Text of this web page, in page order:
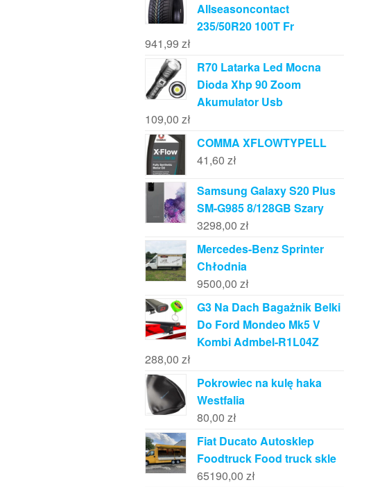
Allseasoncontact
235/50R20 100T Fr
941,99 zł
R70 Latarka Led Mocna
Dioda Xhp 90 Zoom
Akumulator Usb
109,00 zł
COMMA XFLOWTYPELL
41,60 zł
Samsung Galaxy S20 Plus
SM-G985 8/128GB Szary
3298,00 zł
Mercedes-Benz Sprinter
Chłodnia
9500,00 zł
G3 Na Dach Bagażnik Belki
Do Ford Mondeo Mk5 V
Kombi Admbel-R1L04Z
288,00 zł
Pokrowiec na kulę haka
Westfalia
80,00 zł
Fiat Ducato Autosklep
Foodtruck Food truck skle
65190,00 zł